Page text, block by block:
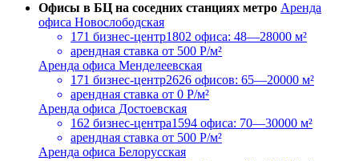
Офисы в БЦ на соседних станциях метро Аренда
офиса Новослободская
171 бизнес-центр1802 офиса: 48—28000 м²
арендная ставка от 500 Р/м²
Аренда офиса Менделеевская
171 бизнес-центр2626 офисов: 65—20000 м²
арендная ставка от 0 Р/м²
Аренда офиса Достоевская
162 бизнес-центра1594 офиса: 70—30000 м²
арендная ставка от 500 Р/м²
Аренда офиса Белорусская